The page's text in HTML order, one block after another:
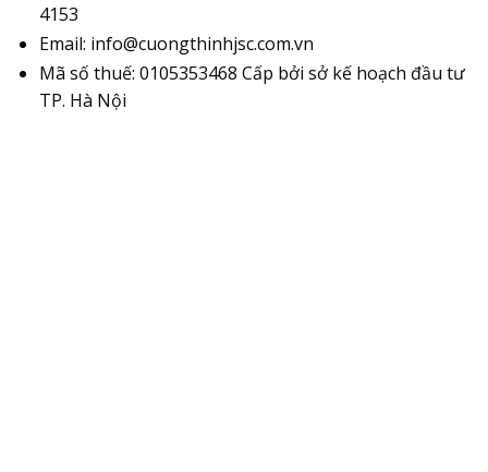
4153
Email: info@cuongthinhjsc.com.vn
Mã số thuế: 0105353468 Cấp bởi sở kế hoạch đầu tư
TP. Hà Nội